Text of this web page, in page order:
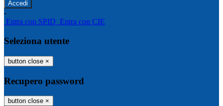
-
Entra con SPID Entra con CIE
Seleziona utente
button close ×
Recupero password
button close ×